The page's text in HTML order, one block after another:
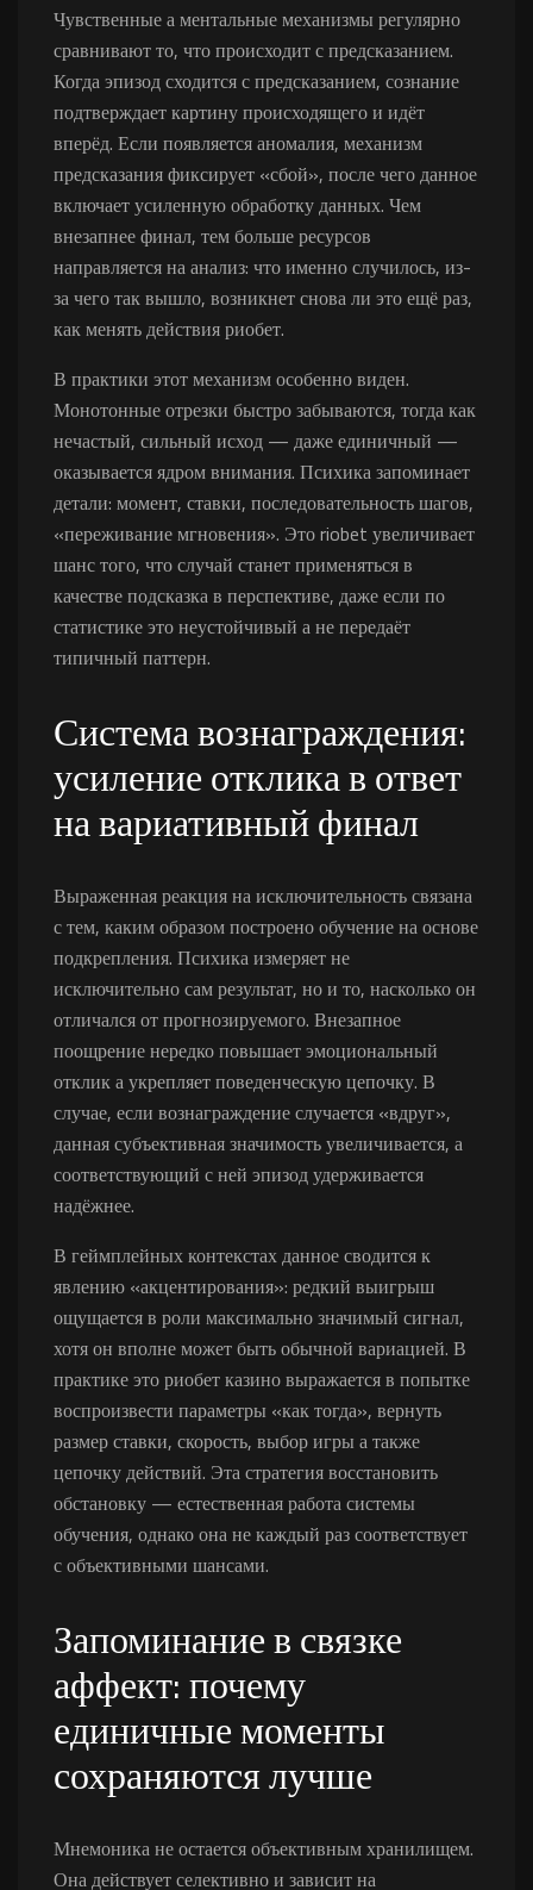
Чувственные а ментальные механизмы регулярно
сравнивают то, что происходит с предсказанием.
Когда эпизод сходится с предсказанием, сознание
подтверждает картину происходящего и идёт
вперёд. Если появляется аномалия, механизм
предсказания фиксирует «сбой», после чего данное
включает усиленную обработку данных. Чем
внезапнее финал, тем больше ресурсов
направляется на анализ: что именно случилось, из-
за чего так вышло, возникнет снова ли это ещё раз,
как менять действия риобет.
В практики этот механизм особенно виден.
Монотонные отрезки быстро забываются, тогда как
нечастый, сильный исход — даже единичный —
оказывается ядром внимания. Психика запоминает
детали: момент, ставки, последовательность шагов,
«переживание мгновения». Это riobet увеличивает
шанс того, что случай станет применяться в
качестве подсказка в перспективе, даже если по
статистике это неустойчивый а не передаёт
типичный паттерн.
Система вознаграждения:
усиление отклика в ответ
на вариативный финал
Выраженная реакция на исключительность связана
с тем, каким образом построено обучение на основе
подкрепления. Психика измеряет не
исключительно сам результат, но и то, насколько он
отличался от прогнозируемого. Внезапное
поощрение нередко повышает эмоциональный
отклик а укрепляет поведенческую цепочку. В
случае, если вознаграждение случается «вдруг»,
данная субъективная значимость увеличивается, а
соответствующий с ней эпизод удерживается
надёжнее.
В геймплейных контекстах данное сводится к
явлению «акцентирования»: редкий выигрыш
ощущается в роли максимально значимый сигнал,
хотя он вполне может быть обычной вариацией. В
практике это риобет казино выражается в попытке
воспроизвести параметры «как тогда», вернуть
размер ставки, скорость, выбор игры а также
цепочку действий. Эта стратегия восстановить
обстановку — естественная работа системы
обучения, однако она не каждый раз соответствует
с объективными шансами.
Запоминание в связке
аффект: почему
единичные моменты
сохраняются лучше
Мнемоника не остается объективным хранилищем.
Она действует селективно и зависит на